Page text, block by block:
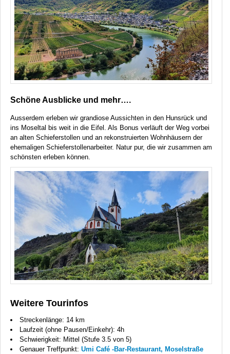
Schöne Ausblicke und mehr….
Ausserdem erleben wir grandiose Aussichten in den Hunsrück und
ins Moseltal bis weit in die Eifel. Als Bonus verläuft der Weg vorbei
an alten Schieferstollen und an rekonstruierten Wohnhäusern der
ehemaligen Schieferstollenarbeiter. Natur pur, die wir zusammen am
schönsten erleben können.
Weitere Tourinfos
Streckenlänge: 14 km
Laufzeit (ohne Pausen/Einkehr): 4h
Schwierigkeit: Mittel (Stufe 3.5 von 5)
Genauer Treffpunkt: Umi Café -Bar-Restaurant, Moselstraße